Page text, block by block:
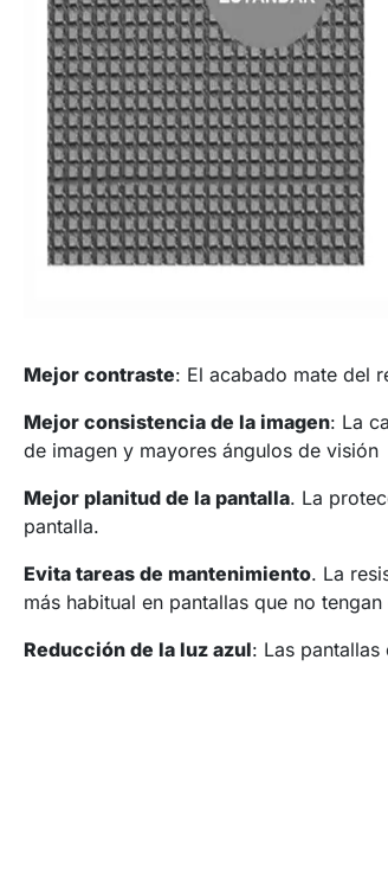
Mejor contraste: El acabado mate del
Mejor consistencia de la imagen: La
de imagen y mayores ángulos de visión
Mejor planitud de la pantalla. La
pantalla.
Evita tareas de mantenimiento. La
más habitual en pantallas que no
Reducción de la luz azul: Las